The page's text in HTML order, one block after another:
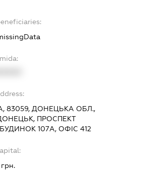
83059, ДОНЕЦЬКА ОБЛ.,
ПРОСПЕКТ
БУДИНОК 107А, ОФІС 412